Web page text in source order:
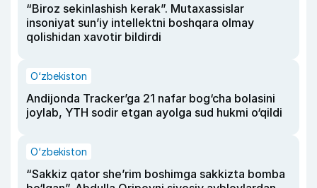
“Biroz sekinlashish kerak”. Mutaxassislar
insoniyat sun’iy intellektni boshqara olmay
qolishidan xavotir bildirdi
O‘zbekiston
Andijonda Tracker’ga 21 nafar bog‘cha bolasini
joylab, YTH sodir etgan ayolga sud hukmi o‘qildi
O‘zbekiston
“Sakkiz qator she’rim boshimga sakkizta bomba